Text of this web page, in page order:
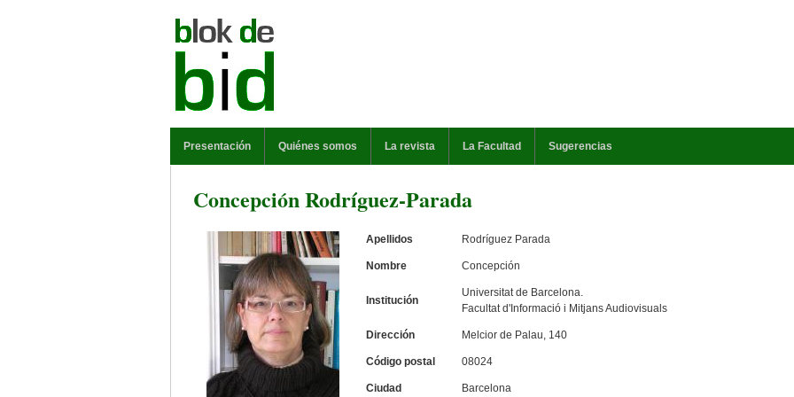
Presentación Quiénes somos La revista La Facultad Sugerencias
Concepción Rodríguez-Parada
Apellidos Rodríguez Parada
Nombre Concepción
Institución
Universitat de Barcelona.
Facultat d'Informació i Mitjans Audiovisuals
Dirección Melcior de Palau, 140
Código postal 08024
Ciudad Barcelona